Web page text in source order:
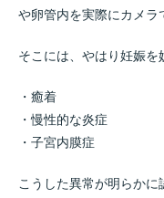
や卵管内を実際にカメラ
そこには、やはり妊娠を
・癒着
・慢性的な炎症
・子宮内膜症
こうした異常が明らかに